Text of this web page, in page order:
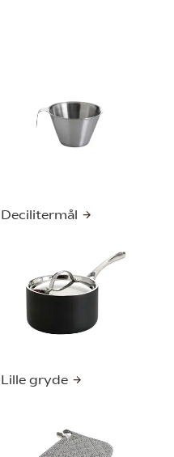
Decilitermål
Lille gryde